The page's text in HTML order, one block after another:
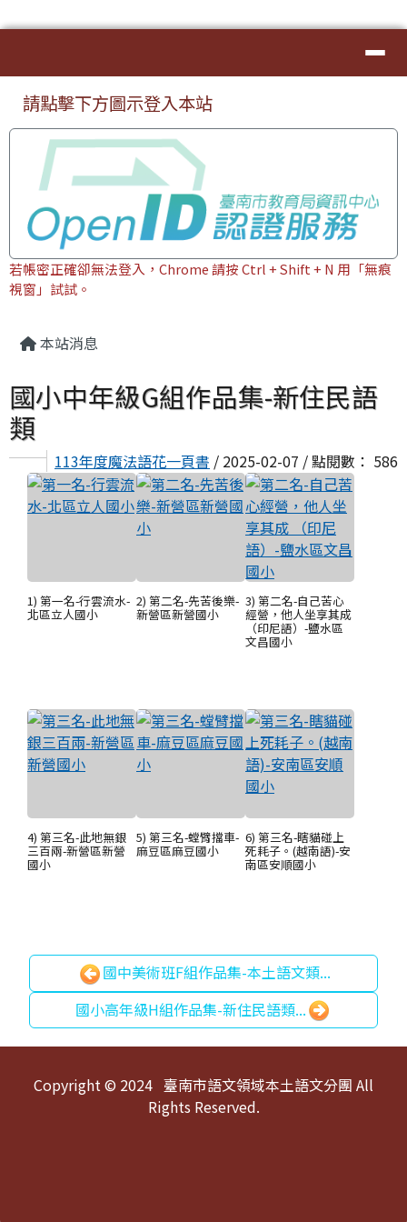
上中區域內容
請點擊下方圖示登入本站
若帳密正確卻無法登入，Chrome 請按 Ctrl + Shift + N 用「無痕
視窗」試試。
本站消息
國小中年級G組作品集-新住民語
類
113年度魔法語花一頁書 / 2025-02-07 / 點閱數： 586
1) 第一名-行雲流水-
北區立人國小
2) 第二名-先苦後樂-
新營區新營國小
3) 第二名-自己苦心
經營，他人坐享其成
（印尼語）-鹽水區
文昌國小
4) 第三名-此地無銀
三百兩-新營區新營
國小
5) 第三名-螳臂擋車-
麻豆區麻豆國小
6) 第三名-瞎貓碰上
死耗子。(越南語)-安
南區安順國小
國中美術班F組作品集-本土語文類...
國小高年級H組作品集-新住民語類...
頁尾區域
頁尾區域內容
Copyright © 2024 臺南市語文領域本土語文分團 All
Rights Reserved.